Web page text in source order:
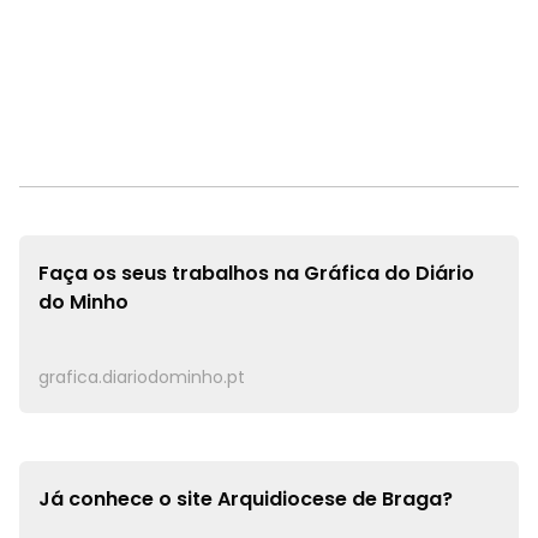
Faça os seus trabalhos na Gráfica do Diário
do Minho
grafica.diariodominho.pt
Já conhece o siteArquidiocese de Braga?